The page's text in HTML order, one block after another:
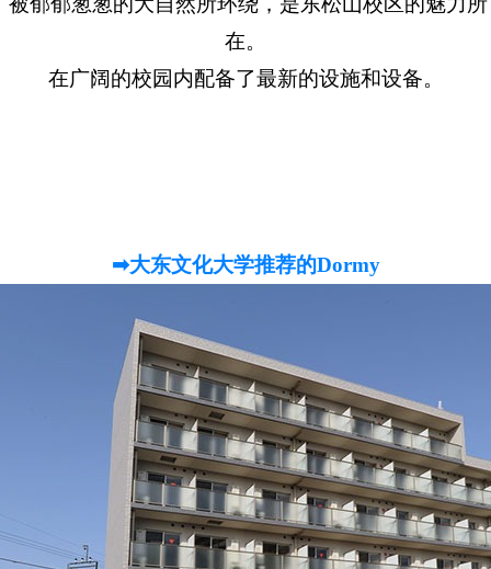
在。
在广阔的校园内配备了最新的设施和设备。
➡大东文化大学推荐的Dormy